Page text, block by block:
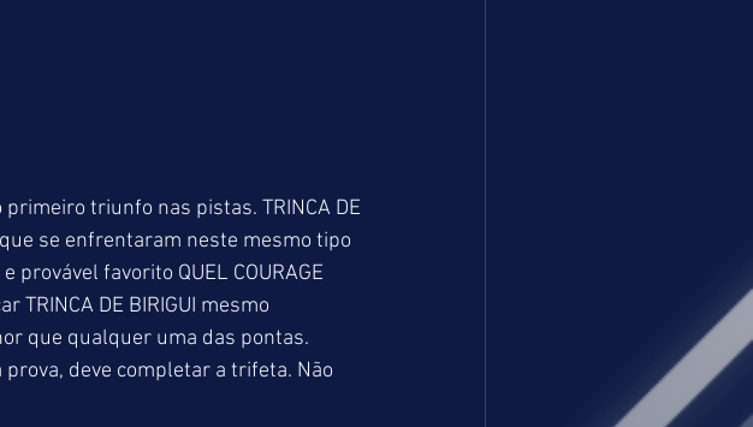
triunfo nas pistas. TRINCA DE
que se enfrentaram neste mesmo tipo
favorito QUEL COURAGE
TRINCA DE BIRIGUI mesmo
que qualquer uma das pontas.
prova, deve completar a trifeta. Não